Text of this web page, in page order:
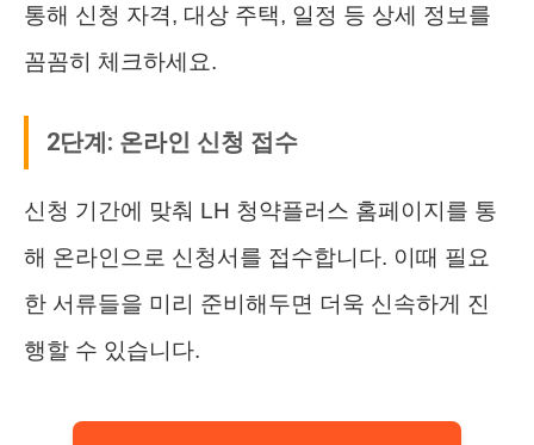
통해 신청 자격, 대상 주택, 일정 등 상세 정보를
꼼꼼히 체크하세요.
2단계: 온라인 신청 접수
신청 기간에 맞춰 LH 청약플러스 홈페이지를 통
해 온라인으로 신청서를 접수합니다. 이때 필요
한 서류들을 미리 준비해두면 더욱 신속하게 진
행할 수 있습니다.